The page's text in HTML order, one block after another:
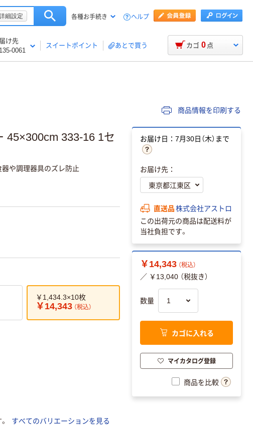
細設定 各種お手続き ヘルプ
け先
0061
スイートポイント あとで買う カゴ 0 点
商品情報を印刷する
45×300cm 333-16 1セ
や調理器具のズレ防止
￥1,434.3×10枚
￥14,343 （税込）
すべてのバリエーションを見る
お届け日：7月30日（木）まで
お届け先：
直送品株式会社アストロ
この出荷元の商品は配送料が
当社負担です。
￥14,343 （税込）
／ ￥13,040 （税抜き）
数量
カゴに入れる
マイカタログ登録
商品を比較